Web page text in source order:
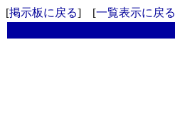
[掲示板に戻る] [一覧表示に戻る